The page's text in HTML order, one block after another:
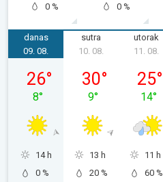
0 % 0 %
danas
nedjelja, 09. 08.
09. 08.
26°
8°
14 h
0 %
sutra
10. 08.
30°
9°
13 h
20 %
utorak
11. 08.
25°
14°
11 h
60 %